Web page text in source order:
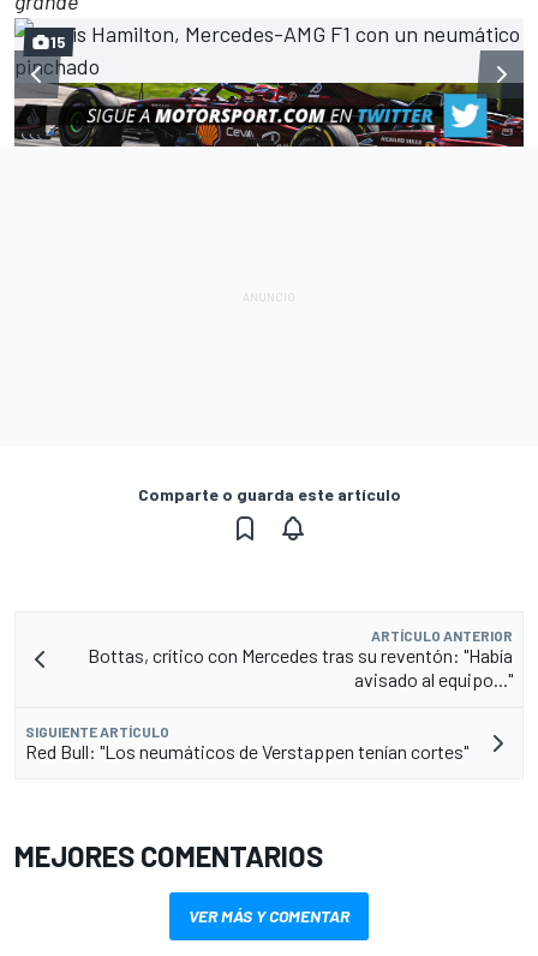
15
Comparte o guarda este artículo
ARTÍCULO ANTERIOR
Bottas, crítico con Mercedes tras su reventón: "Había
avisado al equipo..."
SIGUIENTE ARTÍCULO
Red Bull: "Los neumáticos de Verstappen tenían cortes"
MEJORES COMENTARIOS
VER MÁS Y COMENTAR